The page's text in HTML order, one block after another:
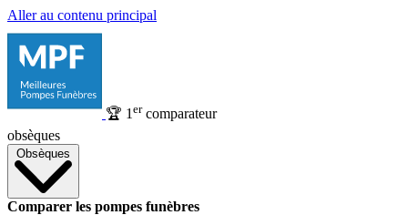
Aller au contenu principal
🏆 1 ercomparateur
obsèques
Obsèques
Comparer les pompes funèbres